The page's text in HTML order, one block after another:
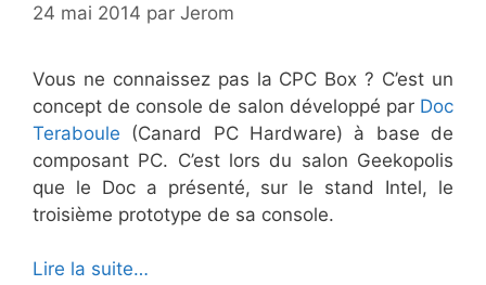
24 mai 2014 par Jerom
Vous ne connaissez pas la CPC Box ? C’est un
concept de console de salon développé par Doc
Teraboule (Canard PC Hardware) à base de
composant PC. C’est lors du salon Geekopolis
que le Doc a présenté, sur le stand Intel, le
troisième prototype de sa console.
Lire la suite…